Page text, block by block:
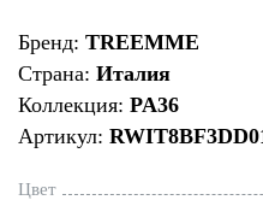
Бренд: TREEMME
Страна: Италия
Коллекция: PA36
Артикул:
Цвет